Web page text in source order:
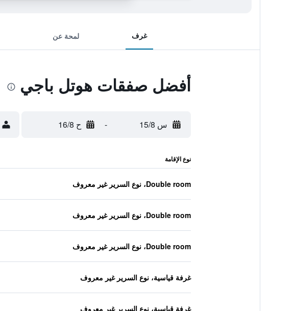
غرف لمحة عن
أفضل صفقات هوتل باجي
س 15/8 - ح 16/8
نوع الإقامة
Double room، نوع السرير غير معروف
Double room، نوع السرير غير معروف
Double room، نوع السرير غير معروف
غرفة قياسية، نوع السرير غير معروف
غرفة قياسية، نوع السرير غير معروف